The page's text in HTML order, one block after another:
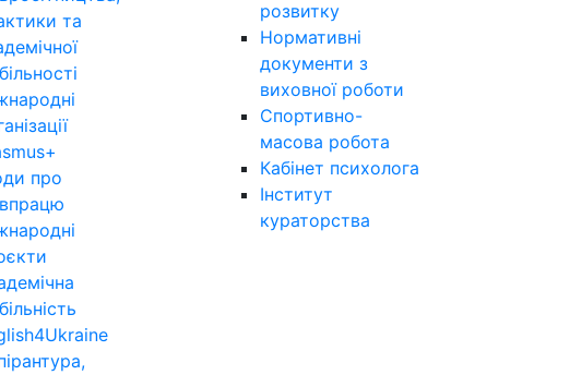
та
про
розвитку
Нормативні
документи з
виховної роботи
Спортивно-
масова робота
Кабінет психолога
Інститут
кураторства